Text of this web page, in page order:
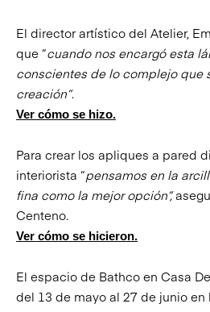
El director artístico del Atelier,
que “cuando nos encargó esta
conscientes de lo complejo que
creación”.
Ver cómo se hizo.
Para crear los apliques a pared
interiorista “pensamos en la
fina como la mejor opción”,
Centeno.
Ver cómo se hicieron.
El espacio de Bathco en Casa
del 13 de mayo al 27 de junio en